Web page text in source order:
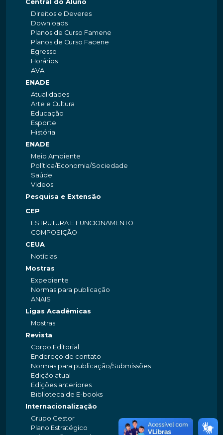
Central do Aluno
Direitos e Deveres
Downloads
Planos de Curso Famene
Planos de Curso Facene
Egresso
Horários
AVA
ENADE
Atualidades
Arte e Cultura
Educação
Esporte
História
ENADE
Meio Ambiente
Política/Economia/Sociedade
Saúde
Videos
Pesquisa e Extensão
CEP
ESTRUTURA E FUNCIONAMENTO
COMPOSIÇÃO
CEUA
Notícias
Mostras
Expediente
Normas para publicação
ANAIS
Ligas Acadêmicas
Mostras
Revista
Corpo Editorial
Endereço de contato
Normas para publicação/Submissões
Edição atual
Edições anteriores
Biblioteca de E-books
Internacionalização
Grupo Gestor
Plano Estratégico